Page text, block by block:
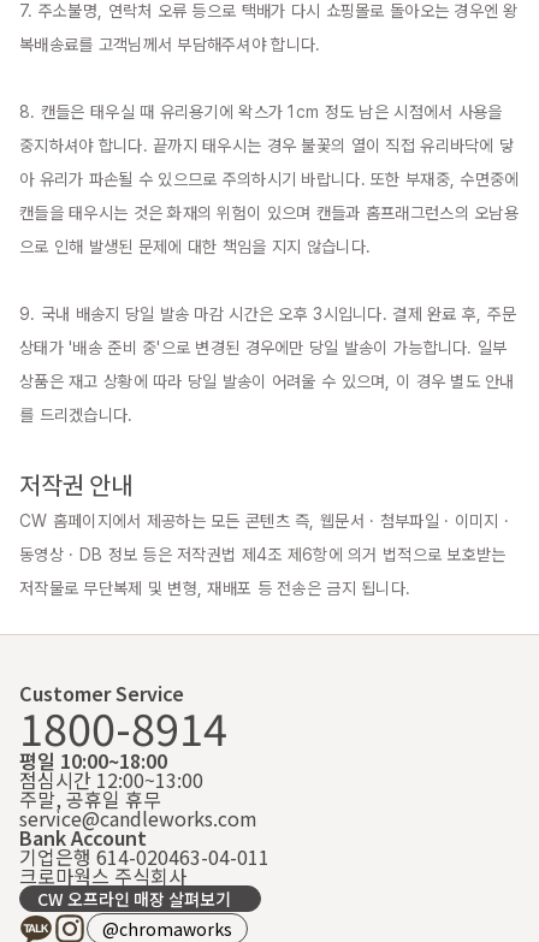
7. 주소불명, 연락처 오류 등으로 택배가 다시 쇼핑몰로 돌아오는 경우엔 왕
복배송료를 고객님께서 부담해주셔야 합니다.
8. 캔들은 태우실 때 유리용기에 왁스가 1cm 정도 남은 시점에서 사용을
중지하셔야 합니다. 끝까지 태우시는 경우 불꽃의 열이 직접 유리바닥에 닿
아 유리가 파손될 수 있으므로 주의하시기 바랍니다. 또한 부재중, 수면중에
캔들을 태우시는 것은 화재의 위험이 있으며 캔들과 홈프래그런스의 오남용
으로 인해 발생된 문제에 대한 책임을 지지 않습니다.
9. 국내 배송지 당일 발송 마감 시간은 오후 3시입니다. 결제 완료 후, 주문
상태가 '배송 준비 중'으로 변경된 경우에만 당일 발송이 가능합니다. 일부
상품은 재고 상황에 따라 당일 발송이 어려울 수 있으며, 이 경우 별도 안내
를 드리겠습니다.
저작권 안내
CW 홈페이지에서 제공하는 모든 콘텐츠 즉, 웹문서 · 첨부파일 · 이미지 ·
동영상 · DB 정보 등은 저작권법 제4조 제6항에 의거 법적으로 보호받는
저작물로 무단복제 및 변형, 재배포 등 전송은 금지 됩니다.
Customer Service
1800-8914
평일 10:00~18:00
점심시간 12:00~13:00
주말, 공휴일 휴무
service@candleworks.com
Bank Account
기업은행 614-020463-04-011
크로마웍스 주식회사
CW 오프라인 매장 살펴보기
@chromaworks